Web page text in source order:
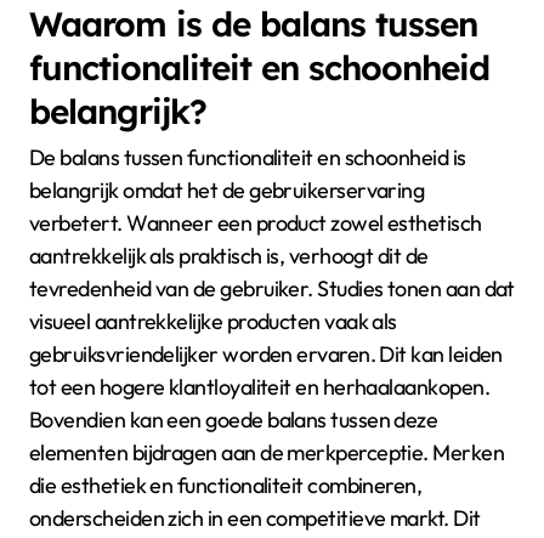
Waarom is de balans tussen
functionaliteit en schoonheid
belangrijk?
De balans tussen functionaliteit en schoonheid is
belangrijk omdat het de gebruikerservaring
verbetert. Wanneer een product zowel esthetisch
aantrekkelijk als praktisch is, verhoogt dit de
tevredenheid van de gebruiker. Studies tonen aan dat
visueel aantrekkelijke producten vaak als
gebruiksvriendelijker worden ervaren. Dit kan leiden
tot een hogere klantloyaliteit en herhaalaankopen.
Bovendien kan een goede balans tussen deze
elementen bijdragen aan de merkperceptie. Merken
die esthetiek en functionaliteit combineren,
onderscheiden zich in een competitieve markt. Dit